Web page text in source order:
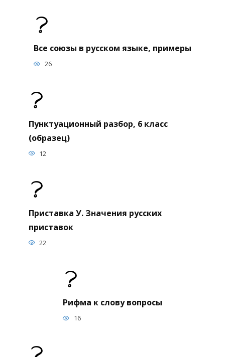
Все союзы в русском языке, примеры
26
Пунктуационный разбор, 6 класс
(образец)
12
Приставка У. Значения русских
приставок
22
Рифма к слову вопросы
16